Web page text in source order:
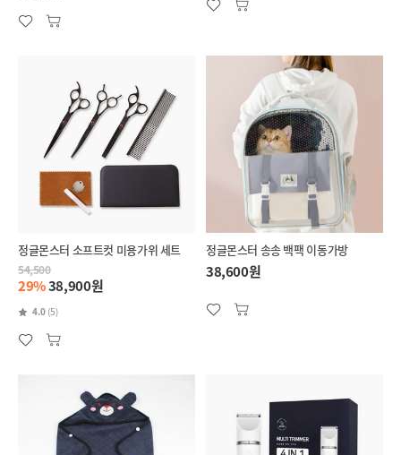
정글몬스터 소프트컷 미용가위 세트
54,500
29%38,900원
4.0 (5)
정글몬스터 송송 백팩 이동가방
38,600원